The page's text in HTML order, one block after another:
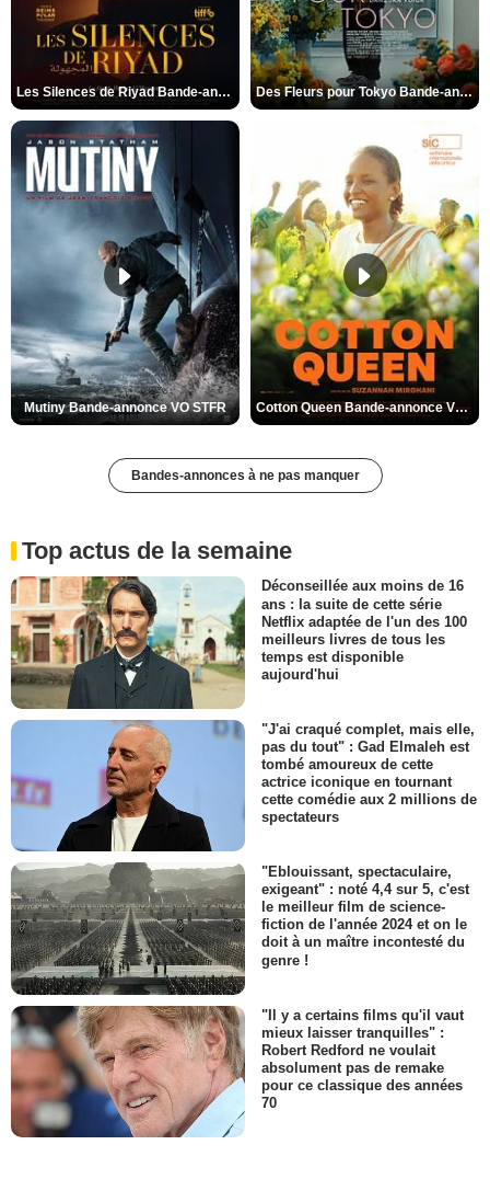
Les Silences de Riyad Bande-annonce VO STFR Des Fleurs pour Tokyo Bande-annonce VO STFR
Mutiny Bande-annonce VO STFR Cotton Queen Bande-annonce VO STFR
Bandes-annonces à ne pas manquer
Top actus de la semaine
Déconseillée aux moins de 16
ans : la suite de cette série
Netflix adaptée de l'un des 100
meilleurs livres de tous les
temps est disponible
aujourd'hui
"J'ai craqué complet, mais elle,
pas du tout" : Gad Elmaleh est
tombé amoureux de cette
actrice iconique en tournant
cette comédie aux 2 millions de
spectateurs
"Eblouissant, spectaculaire,
exigeant" : noté 4,4 sur 5, c'est
le meilleur film de science-
fiction de l'année 2024 et on le
doit à un maître incontesté du
genre !
"Il y a certains films qu'il vaut
mieux laisser tranquilles" :
Robert Redford ne voulait
absolument pas de remake
pour ce classique des années
70